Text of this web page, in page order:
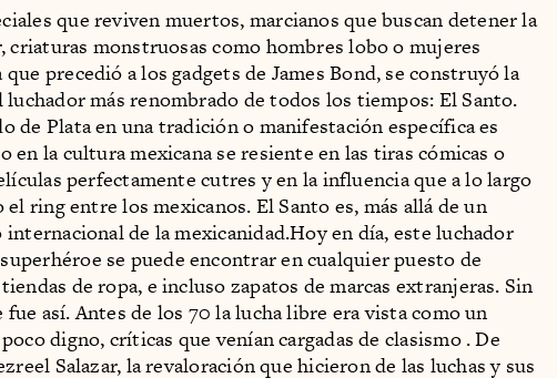
que reviven muertos, marcianos que buscan detener la
monstruosas como hombres lobo o mujeres
precedió a los gadgets de James Bond, se construyó la
más renombrado de todos los tiempos: El Santo.
de Plata en una tradición o manifestación específica es
en la cultura mexicana se resiente en las tiras cómicas o
perfectamente cutres y en la influencia que a lo largo
ring entre los mexicanos. El Santo es, más allá de un
de la mexicanidad.Hoy en día, este luchador
se puede encontrar en cualquier puesto de
de ropa, e incluso zapatos de marcas extranjeras. Sin
así. Antes de los 70 la lucha libre era vista como un
digno, críticas que venían cargadas de clasismo . De
Salazar, la revaloración que hicieron de las luchas y sus